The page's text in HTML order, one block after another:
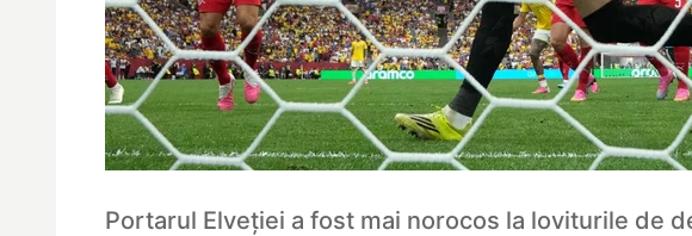
Portarul Elveției a fost mai norocos la loviturile de